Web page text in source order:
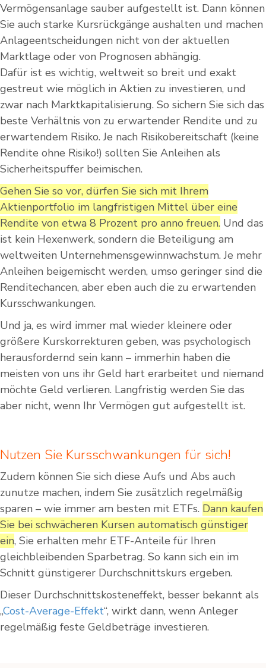
Vermögensanlage sauber aufgestellt ist. Dann können
Sie auch starke Kursrückgänge aushalten und machen
Anlageentscheidungen nicht von der aktuellen
Marktlage oder von Prognosen abhängig.
Dafür ist es wichtig, weltweit so breit und exakt
gestreut wie möglich in Aktien zu investieren, und
zwar nach Marktkapitalisierung. So sichern Sie sich das
beste Verhältnis von zu erwartender Rendite und zu
erwartendem Risiko. Je nach Risikobereitschaft (keine
Rendite ohne Risiko!) sollten Sie Anleihen als
Sicherheitspuffer beimischen.
Gehen Sie so vor, dürfen Sie sich mit Ihrem
Aktienportfolio im langfristigen Mittel über eine
Rendite von etwa 8 Prozent pro anno freuen. Und das
ist kein Hexenwerk, sondern die Beteiligung am
weltweiten Unternehmensgewinnwachstum. Je mehr
Anleihen beigemischt werden, umso geringer sind die
Renditechancen, aber eben auch die zu erwartenden
Kursschwankungen.
Und ja, es wird immer mal wieder kleinere oder
größere Kurskorrekturen geben, was psychologisch
herausfordernd sein kann – immerhin haben die
meisten von uns ihr Geld hart erarbeitet und niemand
möchte Geld verlieren. Langfristig werden Sie das
aber nicht, wenn Ihr Vermögen gut aufgestellt ist.
Nutzen Sie Kursschwankungen für sich!
Zudem können Sie sich diese Aufs und Abs auch
zunutze machen, indem Sie zusätzlich regelmäßig
sparen – wie immer am besten mit ETFs. Dann kaufen
Sie bei schwächeren Kursen automatisch günstiger
ein, Sie erhalten mehr ETF-Anteile für Ihren
gleichbleibenden Sparbetrag. So kann sich ein im
Schnitt günstigerer Durchschnittskurs ergeben.
Dieser Durchschnittskosteneffekt, besser bekannt als
„Cost-Average-Effekt“, wirkt dann, wenn Anleger
regelmäßig feste Geldbeträge investieren.